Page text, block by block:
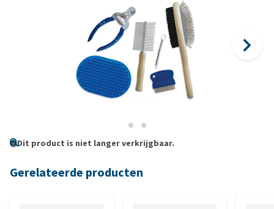
Dit product is niet langer verkrijgbaar.
Gerelateerde producten